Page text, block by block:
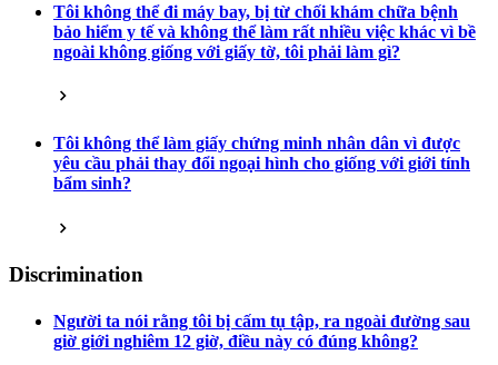
Tôi không thể đi máy bay, bị từ chối khám chữa bệnh
bảo hiểm y tế và không thể làm rất nhiều việc khác vì bề
ngoài không giống với giấy tờ, tôi phải làm gì?
Tôi không thể làm giấy chứng minh nhân dân vì được
yêu cầu phải thay đổi ngoại hình cho giống với giới tính
bẩm sinh?
Discrimination
Người ta nói rằng tôi bị cấm tụ tập, ra ngoài đường sau
giờ giới nghiêm 12 giờ, điều này có đúng không?